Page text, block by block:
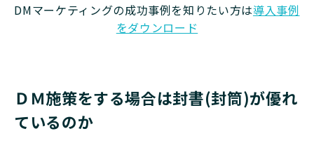
DMマーケティングの成功事例を知りたい方は導入事例
をダウンロード
ＤＭ施策をする場合は封書(封筒)が優れ
ているのか